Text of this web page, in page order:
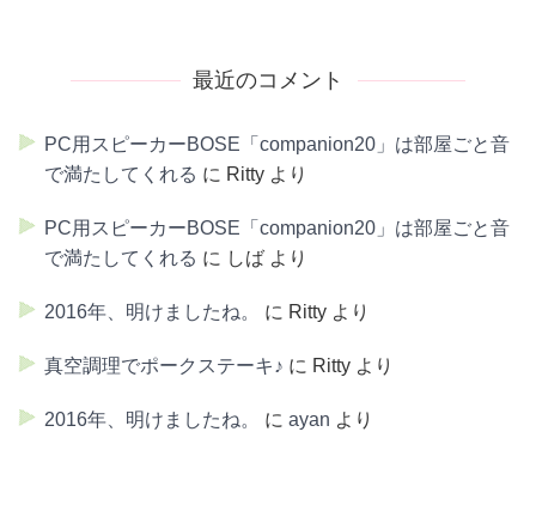
最近のコメント
PC用スピーカーBOSE「companion20」は部屋ごと音
で満たしてくれる に Ritty より
PC用スピーカーBOSE「companion20」は部屋ごと音
で満たしてくれる に しば より
2016年、明けましたね。 に Ritty より
真空調理でポークステーキ♪ に Ritty より
2016年、明けましたね。 に ayan より